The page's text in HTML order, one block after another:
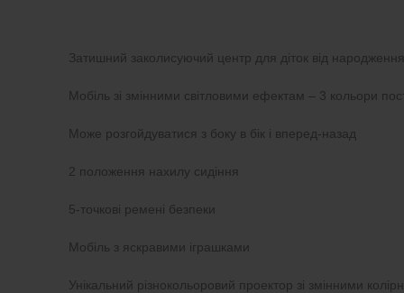
Затишний заколисуючий центр для діток від
Мобіль зі змінними світловими ефектам – 3 кольори
Може розгойдуватися з боку в бік і вперед-назад
2 положення нахилу сидіння
5-точкові ремені безпеки
Мобіль з яскравими іграшками
Унікальний різнокольоровий проектор зі змінними